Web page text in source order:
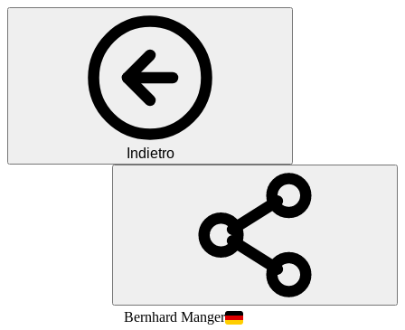
Indietro
Bernhard Manger